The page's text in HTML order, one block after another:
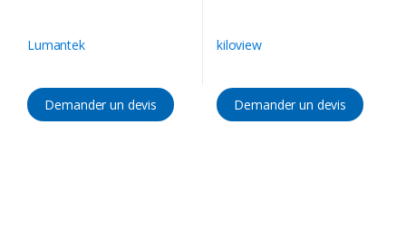
Lumantek
Demander un devis
kiloview
Demander un devis